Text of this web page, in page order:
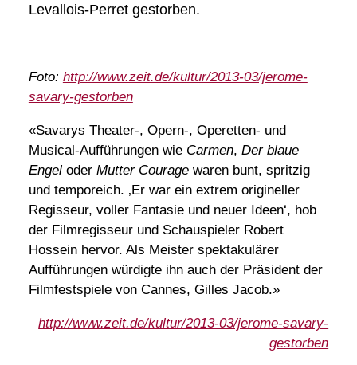
Levallois-Perret gestorben.
Foto: http://www.zeit.de/kultur/2013-03/jerome-
savary-gestorben
«Savarys Theater-, Opern-, Operetten- und
Musical-Aufführungen wie Carmen, Der blaue
Engeloder Mutter Couragewaren bunt, spritzig
und temporeich. ‚Er war ein extrem origineller
Regisseur, voller Fantasie und neuer Ideen‘, hob
der Filmregisseur und Schauspieler Robert
Hossein hervor. Als Meister spektakulärer
Aufführungen würdigte ihn auch der Präsident der
Filmfestspiele von Cannes, Gilles Jacob.»
http://www.zeit.de/kultur/2013-03/jerome-savary-
gestorben